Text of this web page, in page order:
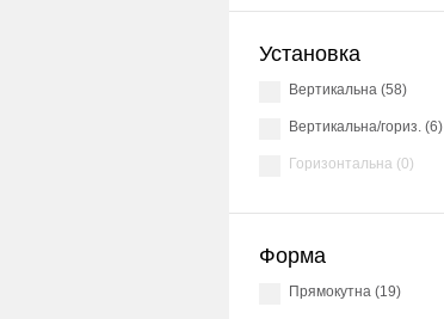
Установка
вертикальна (58)
Вертикальна/гориз. (6)
горизонтальна (0)
Форма
прямокутна (19)